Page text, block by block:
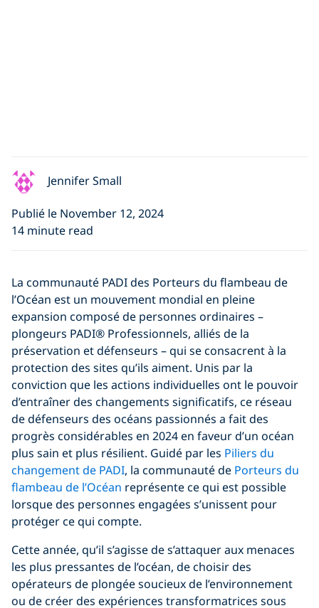
Jennifer Small
Publié le November 12, 2024
14 minute read
La communauté PADI des Porteurs du flambeau de
l’Océan est un mouvement mondial en pleine
expansion composé de personnes ordinaires –
plongeurs PADI® Professionnels, alliés de la
préservation et défenseurs – qui se consacrent à la
protection des sites qu’ils aiment. Unis par la
conviction que les actions individuelles ont le pouvoir
d’entraîner des changements significatifs, ce réseau
de défenseurs des océans passionnés a fait des
progrès considérables en 2024 en faveur d’un océan
plus sain et plus résilient. Guidé par les Piliers du
changement de PADI, la communauté de Porteurs du
flambeau de l’Océan représente ce qui est possible
lorsque des personnes engagées s’unissent pour
protéger ce qui compte.
Cette année, qu’il s’agisse de s’attaquer aux menaces
les plus pressantes de l’océan, de choisir des
opérateurs de plongée soucieux de l’environnement
ou de créer des expériences transformatrices sous